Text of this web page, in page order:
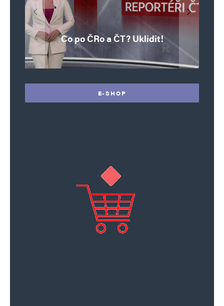
Co po ČRo a ČT? Uklidit!
Islamistický teror v EU, 6. díl:
Brutální poprava 85letého
katolického kněze Jacquese
Hamela
Islamistický teror v EU, 5. díl:
Krvavé oslavy pádu Bastily
v Nice
Mýty o Václavu Klausovi:
Pivo, jazz, hádky, loajalita
i humor. Jakl boří legendy
o bývalém prezidentovi
Vymíráme a politici lžou:
porodnost nezachrání
dotace, byty ani zkrácené
úvazky
Pim Fortuyn: Muž, který se
nestihl stát premiérem
E-SHOP